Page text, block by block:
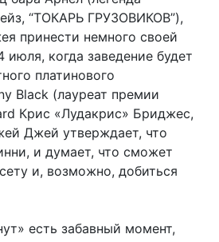
“ТОКАРЬ ГРУЗОВИКОВ”),
принести немного своей
когда заведение будет
платинового
Black (лауреат премии
Крис «Лудакрис» Бриджес,
Джей утверждает, что
и думает, что сможет
и, возможно, добиться
есть забавный момент,